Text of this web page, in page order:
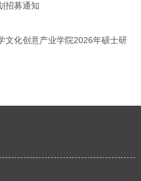
招募通知
文化创意产业学院2026年硕士研